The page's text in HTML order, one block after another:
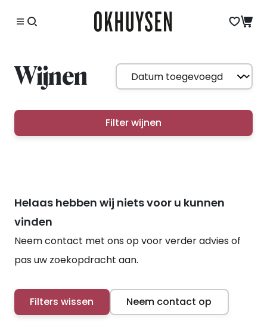
Wijnen
Filter wijnen
Helaas hebben wij niets voor u kunnen
vinden
Neem contact met ons op voor verder advies of
pas uw zoekopdracht aan.
Filters wissen Neem contact op